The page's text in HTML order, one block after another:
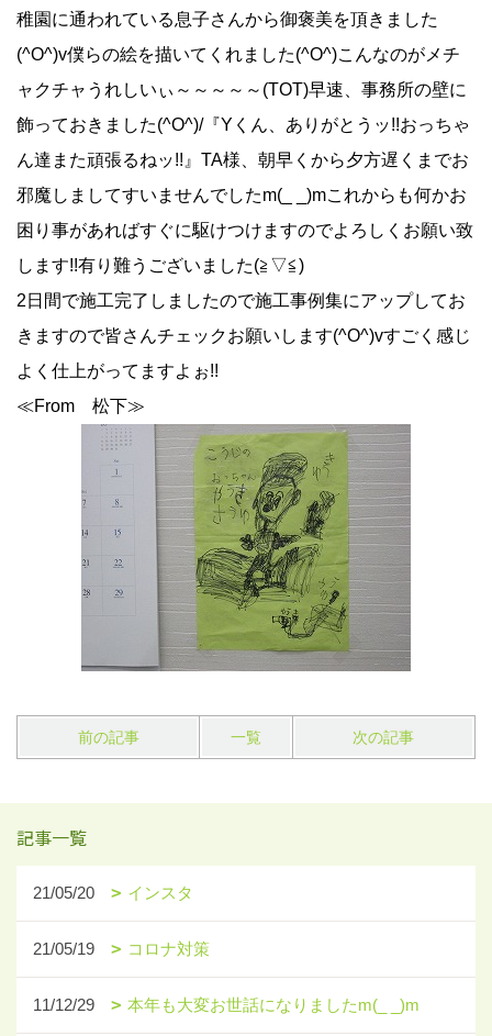
稚園に通われている息子さんから御褒美を頂きました
(^O^)v僕らの絵を描いてくれました(^O^)こんなのがメチ
ャクチャうれしいぃ～～～～～(TOT)早速、事務所の壁に
飾っておきました(^O^)/『Yくん、ありがとうッ!!おっちゃ
ん達また頑張るねッ!!』TA様、朝早くから夕方遅くまでお
邪魔しましてすいませんでしたm(_ _)mこれからも何かお
困り事があればすぐに駆けつけますのでよろしくお願い致
します!!有り難うございました(≧▽≦)
2日間で施工完了しましたので施工事例集にアップしてお
きますので皆さんチェックお願いします(^O^)vすごく感じ
よく仕上がってますよぉ!!
≪From 松下≫
前の記事 一覧 次の記事
記事一覧
21/05/20 インスタ
21/05/19 コロナ対策
11/12/29 本年も大変お世話になりましたm(_ _)m